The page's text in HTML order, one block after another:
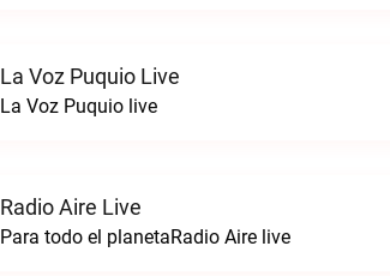
La Voz Puquio Live
La Voz Puquio live
Radio Aire Live
Para todo el planetaRadio Aire live